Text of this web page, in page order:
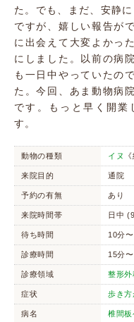
た。でも、まだ、安静
ですが、嬉しい報告が
に出会えて大変よかっ
にしました。以前の病
も一日中やっていたの
た。今回、あま動物病
です。もっと早く開業
す。
動物の種類 イヌ
来院目的 通院
予約の有無 あり
来院時間帯 日中
待ち時間 10分
診療時間 15分
診療領域 整形外
症状 歩き
病名 椎間板